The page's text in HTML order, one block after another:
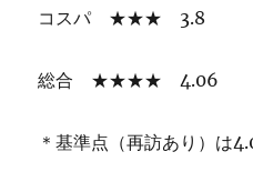
コスパ ★★★ 3.8
総合 ★★★★ 4.06
＊基準点（再訪あり）は